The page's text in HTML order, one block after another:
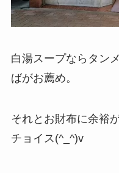
白湯スープならタン
ばがお薦め。
それとお財布に余裕
チョイス(^_^)v